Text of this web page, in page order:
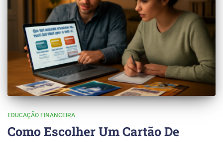
EDUCAÇÃO FINANCEIRA
Como Escolher Um Cartão De